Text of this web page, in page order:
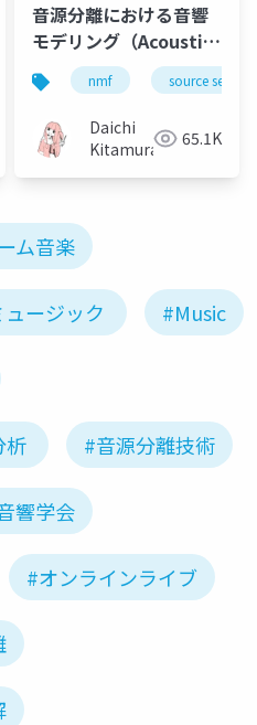
music bss
音源分離における音響
モデリング（Acoustic
modeling in audio
source separation）
nmf source
Daichi
Kitamura
65.1K
ム音楽
ージック #Music
析 #音源分離技術
響学会
#オンラインライブ